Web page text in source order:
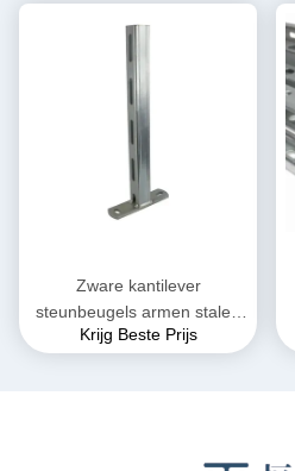
Zware kantilever
steunbeugels armen stalen
wandmontage
Krijg Beste Prijs